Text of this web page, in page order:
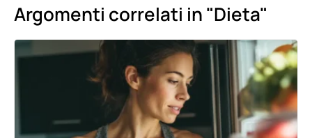
Argomenti correlati in "Dieta"